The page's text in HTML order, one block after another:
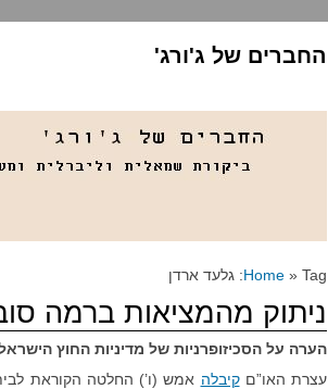
החברים של ג'ורג'
Home » Tag: גלעד ארדן
ניתוק מהמציאות ברמה
הערה על הסכיזופרניות של מדיניות החוץ
עצרת האו”םקיבלה